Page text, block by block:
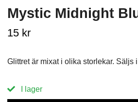
Mystic Midnight
15 kr
Glittret är mixat i olika storlekar. Säljs
I lager